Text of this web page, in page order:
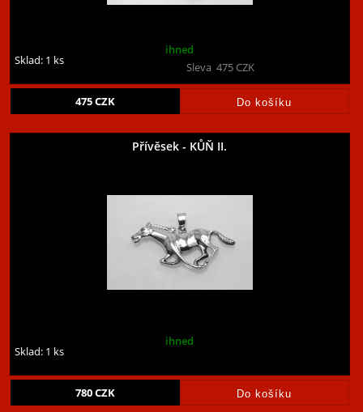
ihned
Sklad: 1 ks
475CZK
Sleva 475CZK
Přívěsek - KŮŇ II.
ihned
Sklad: 1 ks
780CZK